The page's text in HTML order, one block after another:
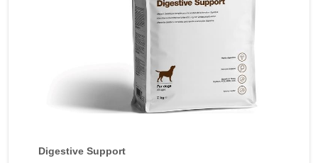
Digestive Support